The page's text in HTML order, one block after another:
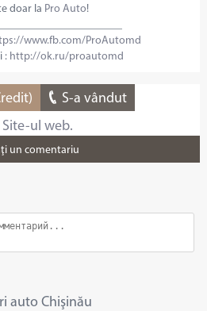
doar la Pro Auto!
www.fb.com/ProAutomd
: http://ok.ru/proautomd
S-a vândut
Site-ul web.
un comentariu
auto Chişinău